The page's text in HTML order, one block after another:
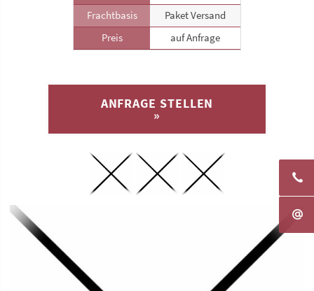
Frachtbasis
Paket Versand
Preis
auf Anfrage
ANFRAGE STELLEN
»